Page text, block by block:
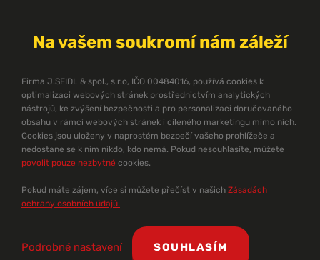
Praha 15 - Hostivař
O pořární ochraně
Protipožární směrnice
Protipožární normy ČSN
Technický zpravodaj
Dokumenty ke stažení
Pomůcky pro projektanty
Problematika požární ochrany
Ekonomika PBZ
©J. Seidl & spol., s.r.o.1990 - 2026 |Zásady ochrany osobních údajů
Na vašem soukromí nám záleží
Firma J.SEIDL & spol., s.r.o, IČO 00484016, používá cookies k
optimalizaci webových stránek prostřednictvím analytických
nástrojů, ke zvýšení bezpečnosti a pro personalizaci doručovaného
obsahu v rámci webových stránek i cíleného marketingu mimo nich.
Cookies jsou uloženy v naprostém bezpečí vašeho prohlížeče a
nedostane se k nim nikdo, kdo nemá. Pokud nesouhlasíte, můžete
povolit pouze nezbytné cookies.
Pokud máte zájem, více si můžete přečíst v našich Zásadách
ochrany osobních údajů.
Podrobné nastavení SOUHLASÍM